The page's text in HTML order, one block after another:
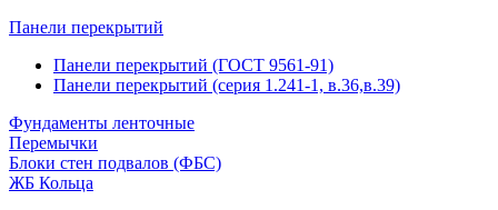
Панели перекрытий
Панели перекрытий (ГОСТ 9561-91)
Панели перекрытий (серия 1.241-1, в.36,в.39)
Фундаменты ленточные
Перемычки
Блоки стен подвалов (ФБС)
ЖБ Кольца